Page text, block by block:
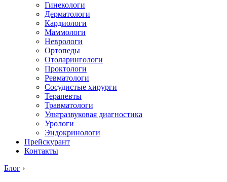
Гинекологи
Дерматологи
Кардиологи
Маммологи
Неврологи
Ортопеды
Отоларингологи
Проктологи
Ревматологи
Сосудистые хирурги
Терапевты
Травматологи
Ультразвуковая диагностика
Урологи
Эндокринологи
Прейскурант
Контакты
Блог ›